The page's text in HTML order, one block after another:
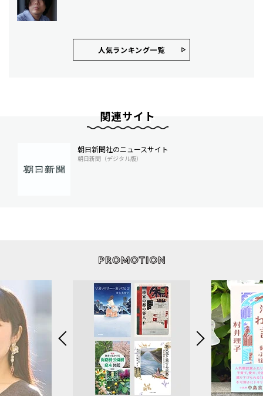
人気ランキング⼀覧
関連サイト
朝日新聞社のニュースサイト
朝日新聞（デジタル版）